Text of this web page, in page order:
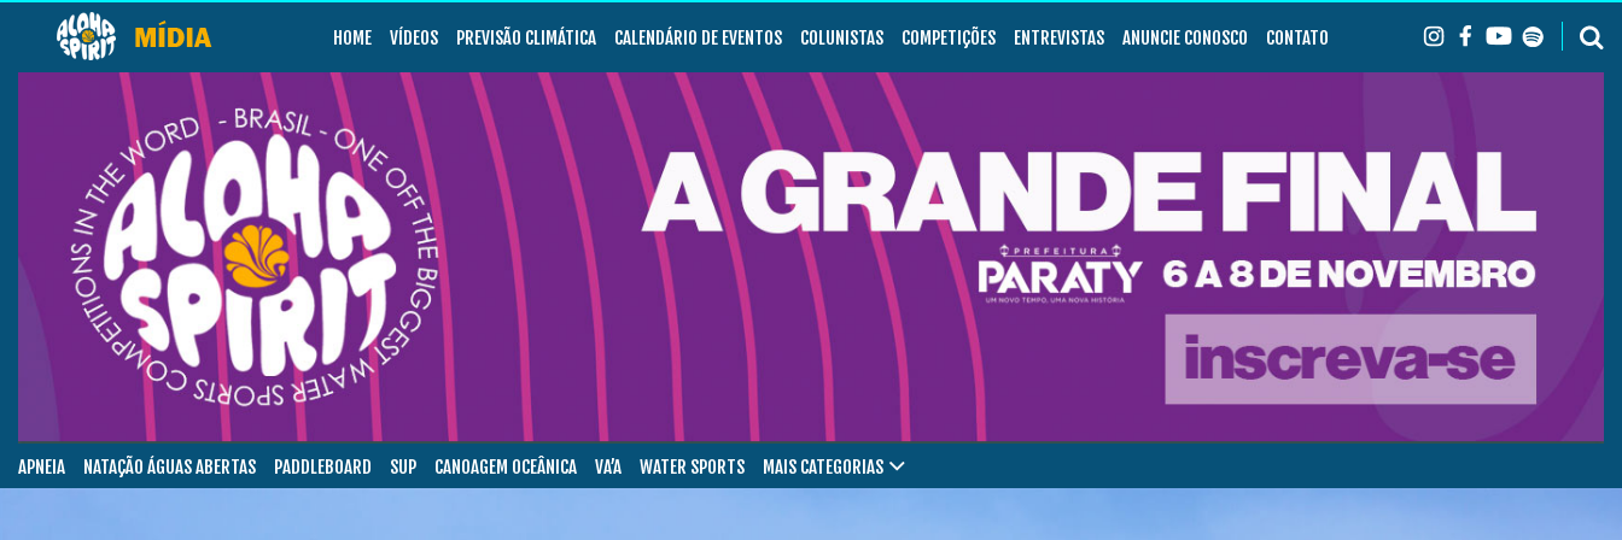
HOME VÍDEOS PREVISÃO CLIMÁTICA CALENDÁRIO DE EVENTOS COLUNISTAS COMPETIÇÕES ENTREVISTAS ANUNCIE CONOSCO CONTATO
APNEIA NATAÇÃO ÁGUAS ABERTAS PADDLEBOARD SUP CANOAGEM OCEÂNICA VA’A WATER SPORTS MAIS CATEGORIAS